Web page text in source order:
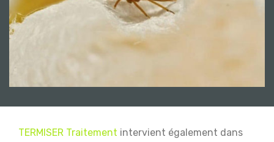
TERMISER Traitement intervient également dans